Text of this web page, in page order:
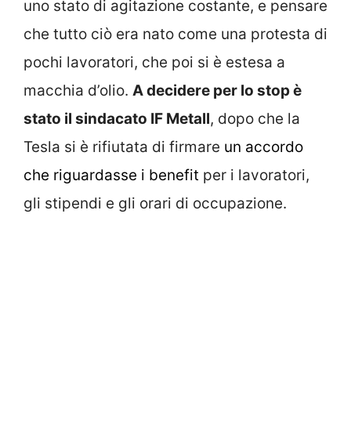
uno stato di agitazione costante, e pensare
che tutto ciò era nato come una protesta di
pochi lavoratori, che poi si è estesa a
macchia d’olio. A decidere per lo stop è
stato il sindacato IF Metall, dopo che la
Tesla si è rifiutata di firmare un accordo
che riguardasse i benefit per i lavoratori,
gli stipendi e gli orari di occupazione.